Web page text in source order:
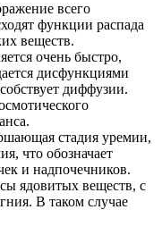
всего
функции распада
веществ.
очень быстро,
дисфункциями
диффузии.
стадия уремии,
что обозначает
и надпочечников.
ядовитых веществ, с
В таком случае